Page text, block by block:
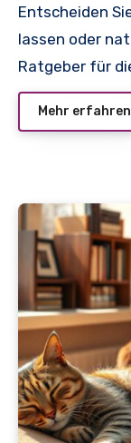
Entscheiden Sie sich, Ihre Katze einschläfern zu
lassen oder
Ratgeber für
Mehr erfahren